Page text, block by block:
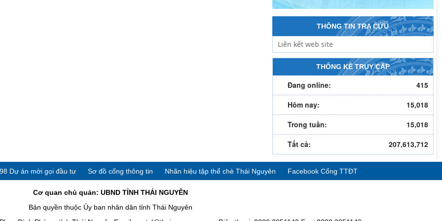
THÔNG TIN TRA CỨU
THỐNG KÊ TRUY CẬP
Đang online:
415
Hôm nay:
15,018
Trong tuần:
15,018
Tất cả:
207,613,712
Dự án mời gọi đầu tư Sơ đồ cổng thông tin Nhãn hiệu tập thể chè Thái Nguyên Facebook Cổng TTĐT
Cơ quan chủ quản: UBND TỈNH THÁI NGUYÊN
Bản quyền thuộc Ủy ban nhân dân tỉnh Thái Nguyên